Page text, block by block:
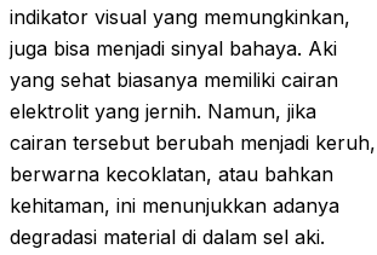
indikator visual yang memungkinkan,
juga bisa menjadi sinyal bahaya. Aki
yang sehat biasanya memiliki cairan
elektrolit yang jernih. Namun, jika
cairan tersebut berubah menjadi keruh,
berwarna kecoklatan, atau bahkan
kehitaman, ini menunjukkan adanya
degradasi material di dalam sel aki.